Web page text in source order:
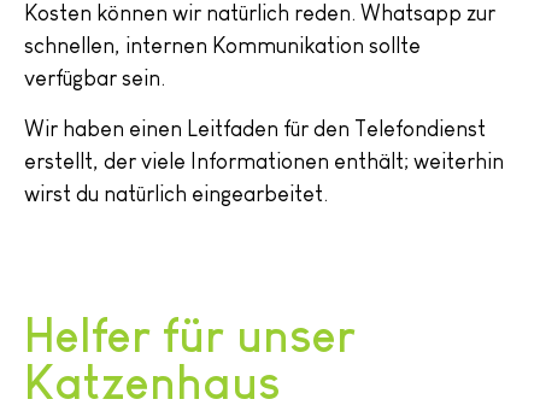
Kosten können wir natürlich reden. Whatsapp zur
schnellen, internen Kommunikation sollte
verfügbar sein.
Wir haben einen Leitfaden für den Telefondienst
erstellt, der viele Informationen enthält; weiterhin
wirst du natürlich eingearbeitet.
Helfer für unser
Katzenhaus